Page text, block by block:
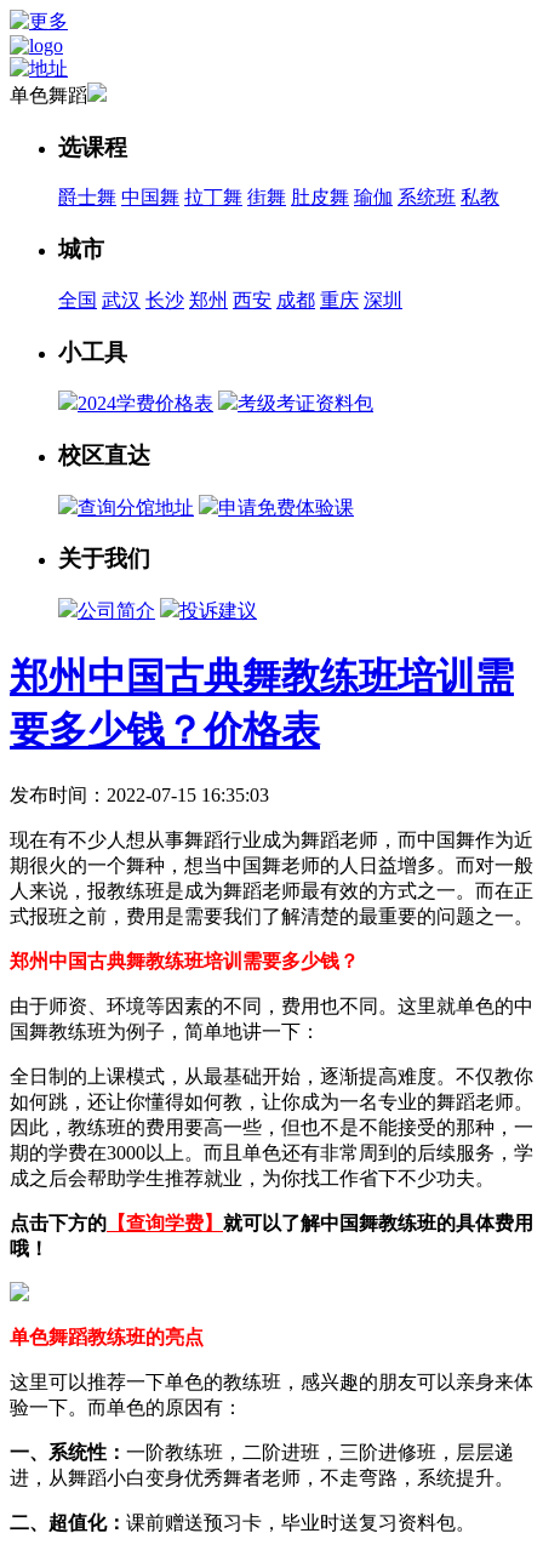
单色舞蹈
选课程
爵士舞 中国舞 拉丁舞 街舞 肚皮舞 瑜伽 系统班 私教
城市
全国 武汉 长沙 郑州 西安 成都 重庆 深圳
小工具
2024学费价格表 考级考证资料包
校区直达
查询分馆地址 申请免费体验课
关于我们
公司简介 投诉建议
郑州中国古典舞教练班培训需
要多少钱？价格表
发布时间：2022-07-15 16:35:03
现在有不少人想从事舞蹈行业成为舞蹈老师，而中国舞作为近
期很火的一个舞种，想当中国舞老师的人日益增多。而对一般
人来说，报教练班是成为舞蹈老师最有效的方式之一。而在正
式报班之前，费用是需要我们了解清楚的最重要的问题之一。
郑州中国古典舞教练班培训需要多少钱？
由于师资、环境等因素的不同，费用也不同。这里就单色的中
国舞教练班为例子，简单地讲一下：
全日制的上课模式，从最基础开始，逐渐提高难度。不仅教你
如何跳，还让你懂得如何教，让你成为一名专业的舞蹈老师。
因此，教练班的费用要高一些，但也不是不能接受的那种，一
期的学费在3000以上。而且单色还有非常周到的后续服务，学
成之后会帮助学生推荐就业，为你找工作省下不少功夫。
点击下方的 【查询学费】 就可以了解中国舞教练班的具体费用
哦！
单色舞蹈教练班的亮点
这里可以推荐一下单色的教练班，感兴趣的朋友可以亲身来体
验一下。而单色的原因有：
一、系统性： 一阶教练班，二阶进班，三阶进修班，层层递
进，从舞蹈小白变身优秀舞者老师，不走弯路，系统提升。
二、超值化： 课前赠送预习卡，毕业时送复习资料包。